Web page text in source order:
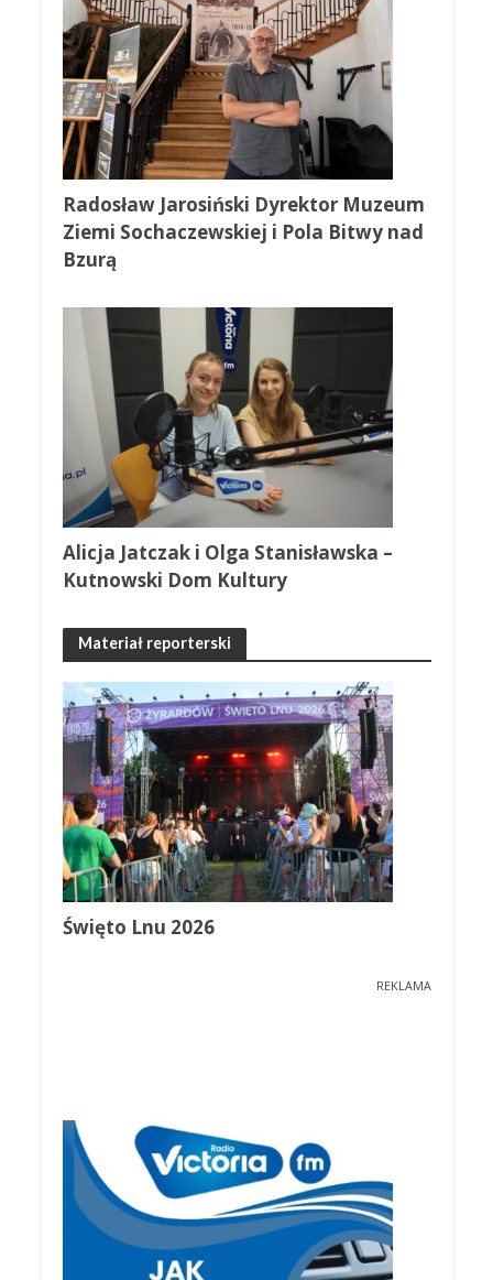
Radosław Jarosiński Dyrektor Muzeum
Ziemi Sochaczewskiej i Pola Bitwy nad
Bzurą
Alicja Jatczak i Olga Stanisławska –
Kutnowski Dom Kultury
Materiał reporterski
Święto Lnu 2026
REKLAMA